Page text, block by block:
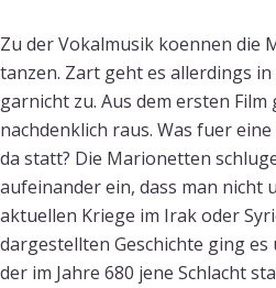
Zu der Vokalmusik koennen die
tanzen. Zart geht es allerdings
garnicht zu. Aus dem ersten Film
nachdenklich raus. Was fuer
da statt? Die Marionetten
aufeinander ein, dass man nicht
aktuellen Kriege im Irak oder
dargestellten Geschichte ging es
der im Jahre 680 jene Schlacht